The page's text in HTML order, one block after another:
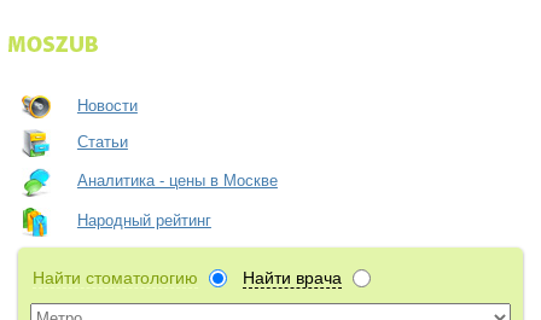
Новости
Статьи
Аналитика - цены в Москве
Народный рейтинг
Найти стоматологию Найти врача